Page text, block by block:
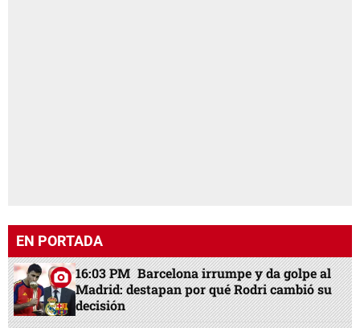
EN PORTADA
16:03 PM Barcelona irrumpe y da golpe al
Madrid: destapan por qué Rodri cambió su
decisión